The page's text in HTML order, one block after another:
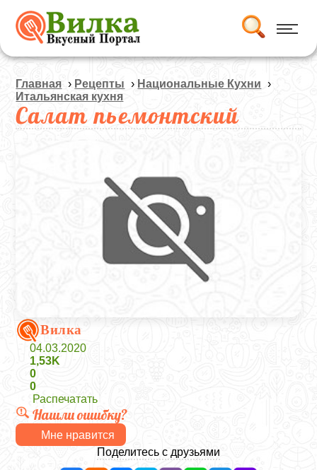
Главная › Рецепты › Национальные Кухни ›
Итальянская кухня
Салат пьемонтский
Вилка
04.03.2020
1,53K
0
0
Распечатать
Нашли ошибку?
Мне нравится
Поделитесь с друзьями